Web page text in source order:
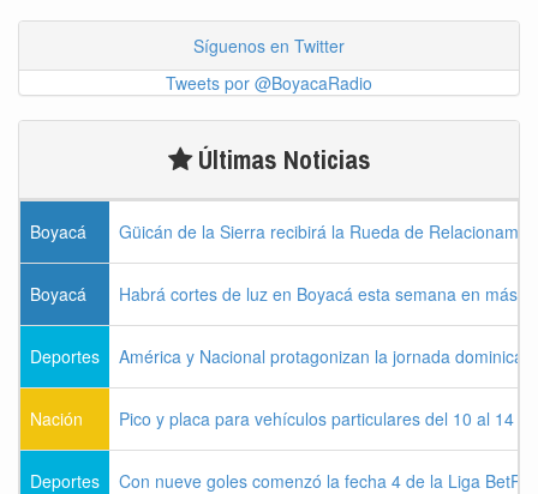
Síguenos en Twitter
Tweets por @BoyacaRadio
Últimas Noticias
Boyacá Güicán de la Sierra recibirá la Rueda de
Boyacá Habrá cortes de luz en Boyacá esta semana en más
Deportes América y Nacional protagonizan la jornada dominical
Nación Pico y placa para vehículos particulares del 10 al 14
Deportes Con nueve goles comenzó la fecha 4 de la Liga